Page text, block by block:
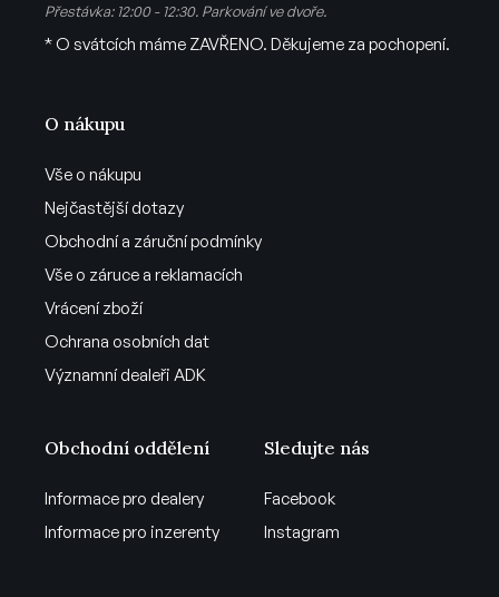
O nákupu
Vše o nákupu
Nejčastější dotazy
Obchodní a záruční podmínky
Vše o záruce a reklamacích
Vrácení zboží
Ochrana osobních dat
Významní dealeři ADK
Přestávka: 12:00 - 12:30. Parkování ve dvoře.
* O svátcích máme ZAVŘENO. Děkujeme za pochopení.
Obchodní oddělení
Informace pro dealery
Informace pro inzerenty
Sledujte nás
Facebook
Instagram